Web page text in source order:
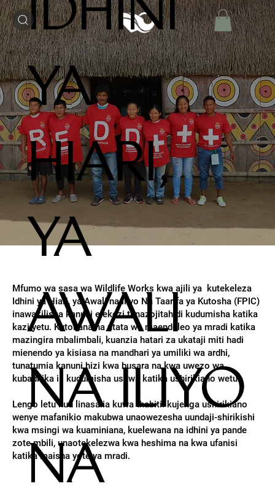
YA
HIARI,
YA
AWALI
NA ILIYO
NA
Mfumo wa sasa wa Wildlife Works kwa ajili ya kutekeleza
Idhini ya Hiari, ya Awali na Iliyo Na Taarifa ya Kutosha (FPIC)
inawakilisha kanuni elekezi tunazojitahidi kudumisha katika
kazi yetu. Kutokana na utata wa maendeleo ya mradi katika
mazingira mbalimbali, kuanzia hatari za ukataji miti hadi
mienendo ya kisiasa na mandhari ya umiliki wa ardhi,
tunatumia kanuni hizi kwa busara na kwa uwezo wa
kubadilika ili kudumisha usawa katika ushirikiano wetu.
Lengo letu kuu linasalia kuwa thabiti: kujenga ushirikiano
wenye mafanikio makubwa unaowezesha uundaji-shirikishi
kwa msingi wa kuaminiana, kuelewana na idhini ya pande
zote mbili, unaotekelezwa kwa heshima na kwa ufanisi
katika maisha yote ya mradi.